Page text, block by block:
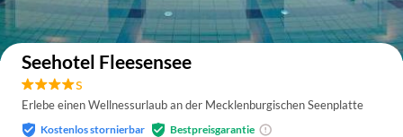
Auf der Karte anzeigen
Seehotel Fleesensee
s
Erlebe einen Wellnessurlaub an der Mecklenburgischen Seenplatte
Kostenlos stornierbar Bestpreisgarantie